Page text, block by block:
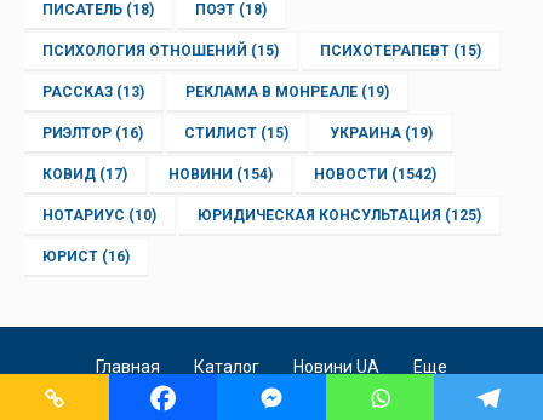
ПИСАТЕЛЬ (18) ПОЭТ (18)
ПСИХОЛОГИЯ ОТНОШЕНИЙ (15) ПСИХОТЕРАПЕВТ (15)
РАССКАЗ (13) РЕКЛАМА В МОНРЕАЛЕ (19)
РИЭЛТОР (16) СТИЛИСТ (15) УКРАИНА (19)
КОВИД (17) НОВИНИ (154) НОВОСТИ (1542)
НОТАРИУС (10) ЮРИДИЧЕСКАЯ КОНСУЛЬТАЦИЯ (125)
ЮРИСТ (16)
Главная Каталог Новини UA Еще